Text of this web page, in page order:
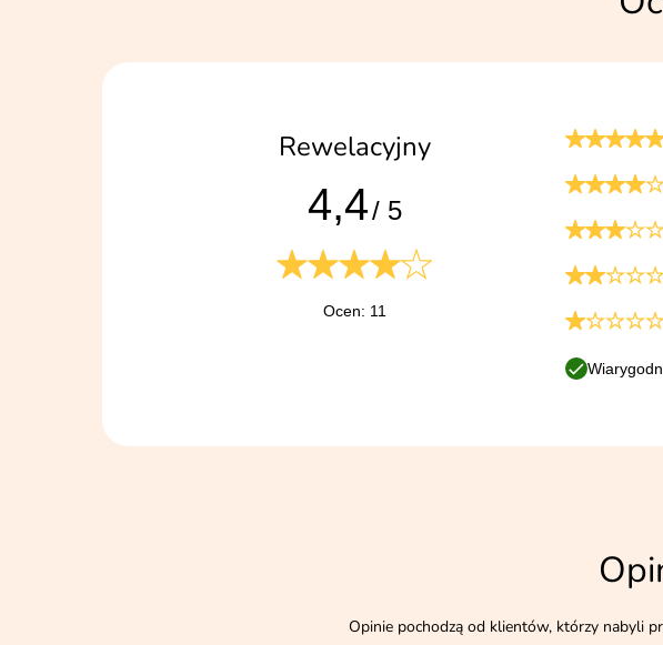
Rewelacyjny
4,4/ 5
Ocen: 11
Opinie pochodzą od klientów, którzy nabyli